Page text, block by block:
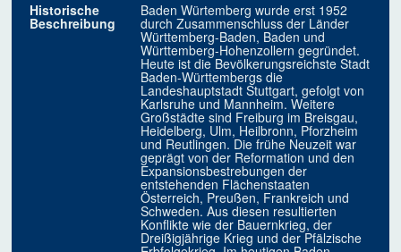
Historische
Beschreibung
Baden Würtemberg wurde erst 1952
durch Zusammenschluss der Länder
Württemberg-Baden, Baden und
Württemberg-Hohenzollern gegründet.
Heute ist die Bevölkerungsreichste Stadt
Baden-Württembergs die
Landeshauptstadt Stuttgart, gefolgt von
Karlsruhe und Mannheim. Weitere
Großstädte sind Freiburg im Breisgau,
Heidelberg, Ulm, Heilbronn, Pforzheim
und Reutlingen. Die frühe Neuzeit war
geprägt von der Reformation und den
Expansionsbestrebungen der
entstehenden Flächenstaaten
Österreich, Preußen, Frankreich und
Schweden. Aus diesen resultierten
Konflikte wie der Bauernkrieg, der
Dreißigjährige Krieg und der Pfälzische